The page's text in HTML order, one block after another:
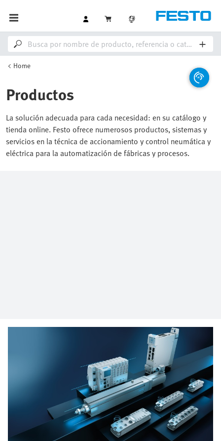
Home
Productos
La solución adecuada para cada necesidad: en su catálogo y
tienda online. Festo ofrece numerosos productos, sistemas y
servicios en la técnica de accionamiento y control neumática y
eléctrica para la automatización de fábricas y procesos.